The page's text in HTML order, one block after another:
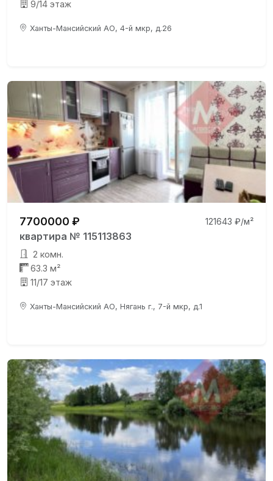
9/14 этаж
Ханты-Мансийский АО, 4-й мкр, д.26
7700000 ₽ 121643 ₽/м²
квартира № 115113863
2 комн.
63.3 м²
11/17 этаж
Ханты-Мансийский АО, Нягань г., 7-й мкр, д.1